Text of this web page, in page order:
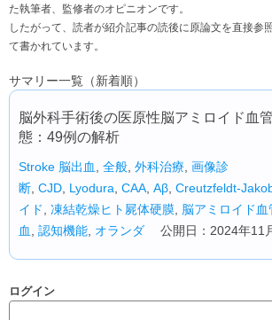
た執筆者、監修者のオピニオンです。
したがって、読者が紹介記事の読後に原論文を直接参
て書かれています。
サマリー一覧（新着順）
脳外科手術後の医原性脳アミロイド血
態：49例の解析
Stroke 脳出血 全般 外科治療 画像診
断 CJD Lyodura CAA Aβ Creutzfeldt-
イド
凍結乾燥ヒト屍体硬膜 脳アミロイド血
血
認知機能 オランダ 公開日：2024年11
ログイン